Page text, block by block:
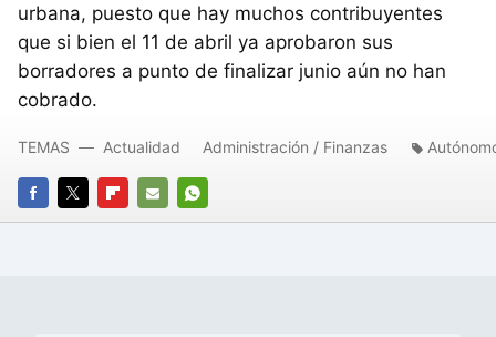
urbana, puesto que hay muchos contribuyentes
que si bien el 11 de abril ya aprobaron sus
borradores a punto de finalizar junio aún no han
cobrado.
FACEBOOK
TWITTERFLIPBOARD
E-
WHATSAPP
TEMAS Actualidad Administración / Finanzas